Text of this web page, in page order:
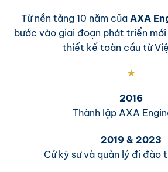
Từ nền tảng 10 năm của AXA
bước vào giai đoạn phát triển
thiết kế toàn cầu từ
2016
Thành lập AXA
2019 & 2023
Cử kỹ sư và quản lý đi đào